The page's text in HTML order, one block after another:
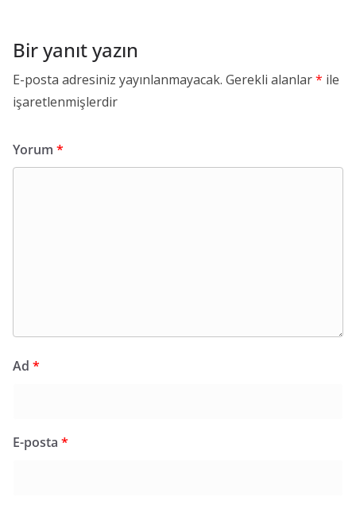
Bir yanıt yazın
E-posta adresiniz yayınlanmayacak. Gerekli alanlar* ile
işaretlenmişlerdir
Yorum *
Ad *
E-posta *